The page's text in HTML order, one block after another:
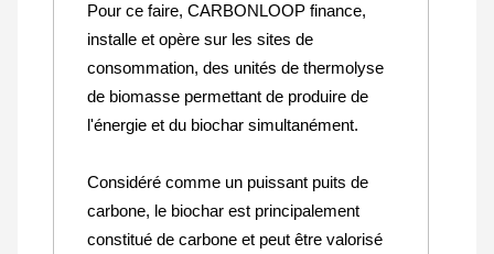
Pour ce faire, CARBONLOOP finance,
installe et opère sur les sites de
consommation, des unités de thermolyse
de biomasse permettant de produire de
l'énergie et du biochar simultanément.
Considéré comme un puissant puits de
carbone, le biochar est principalement
constitué de carbone et peut être valorisé